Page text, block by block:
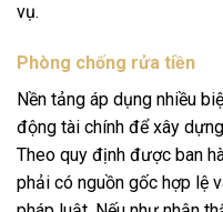
vụ.
Phòng chống rửa tiền
Nền tảng áp dụng nhiều
động tài chính để xây
Theo quy định được ban
phải có nguồn gốc hợp lệ